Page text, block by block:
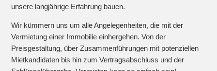
unsere langjährige Erfahrung bauen.
Wir kümmern uns um alle Angelegenheiten, die mit der
Vermietung einer Immobilie einhergehen. Von der
Preisgestaltung, über Zusammenführungen mit potenziellen
Mietkandidaten bis hin zum Vertragsabschluss und der